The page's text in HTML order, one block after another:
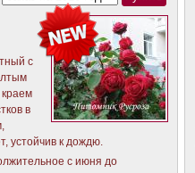
с
в
устойчив к дождю.
с июня до